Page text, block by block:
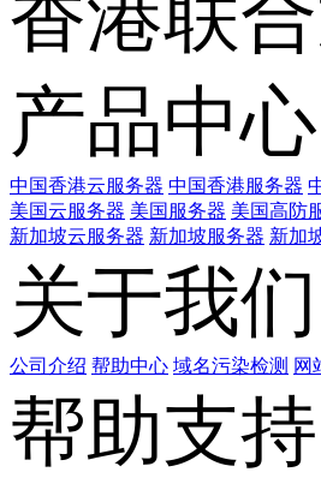
香港联
产品中心
中国香港云服务器 中国香港服务器
美国云服务器 美国服务器 美国高防
新加坡云服务器 新加坡服务器 新加
关于我们
公司介绍 帮助中心 域名污染检测 网
帮助支持